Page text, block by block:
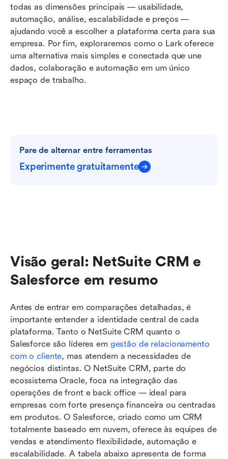
todas as dimensões principais — usabilidade,
automação, análise, escalabilidade e preços —
ajudando você a escolher a plataforma certa para sua
empresa. Por fim, exploraremos como o Lark oferece
uma alternativa mais simples e conectada que une
dados, colaboração e automação em um único
espaço de trabalho.
Pare de alternar entre ferramentas
Experimente gratuitamente
Visão geral: NetSuite CRM e
Salesforce em resumo
Antes de entrar em comparações detalhadas, é
importante entender a identidade central de cada
plataforma. Tanto o NetSuite CRM quanto o
Salesforce são líderes em gestão de relacionamento
com o cliente, mas atendem a necessidades de
negócios distintas. O NetSuite CRM, parte do
ecossistema Oracle, foca na integração das
operações de front e back office — ideal para
empresas com forte presença financeira ou centradas
em produtos. O Salesforce, criado como um CRM
totalmente baseado em nuvem, oferece às equipes de
vendas e atendimento flexibilidade, automação e
escalabilidade. A tabela abaixo apresenta de forma